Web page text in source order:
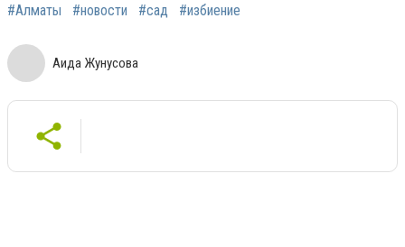
#Алматы #новости #сад #избиение
Аида Жунусова